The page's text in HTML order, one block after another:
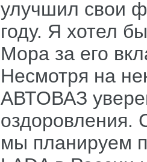
улучшил свои
году. Я хотел
Мора за его
Несмотря на
АВТОВАЗ
оздоровления.
мы планируем